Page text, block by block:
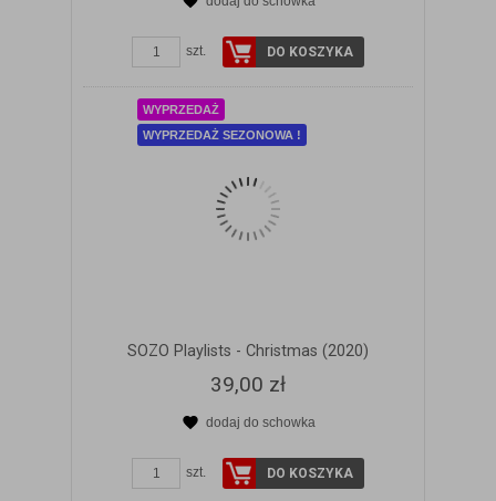
szt. DO KOSZYKA
WYPRZEDAŻ
WYPRZEDAŻ SEZONOWA !
SOZO Playlists - Christmas (2020)
39,00 zł
dodaj do schowka
szt. DO KOSZYKA